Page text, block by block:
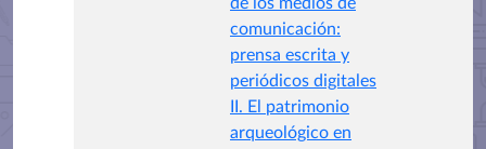
comunicación:
prensa escrita y
periódicos digitales
II. El patrimonio
arqueológico en